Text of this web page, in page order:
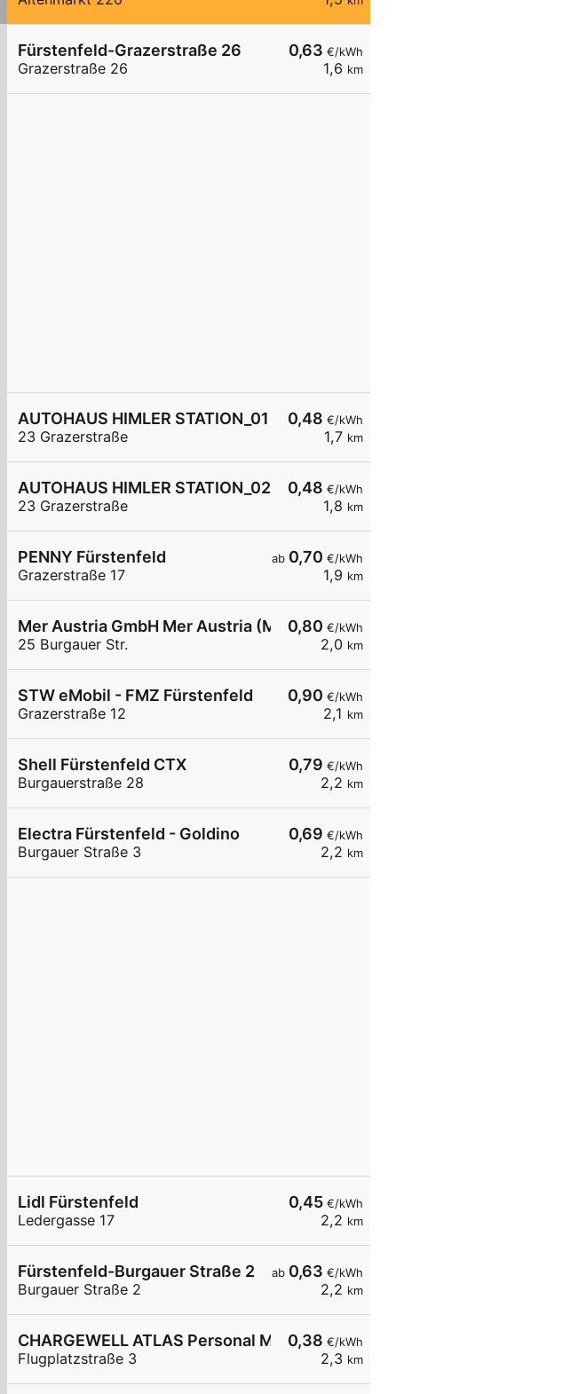
0,63 €/kWh
1,6 km
Fürstenfeld-Grazerstraße 26
Grazerstraße 26
0,48 €/kWh
1,7 km
AUTOHAUS HIMLER STATION_01
23 Grazerstraße
0,48 €/kWh
1,8 km
AUTOHAUS HIMLER STATION_02
23 Grazerstraße
ab 0,70 €/kWh
1,9 km
PENNY Fürstenfeld
Grazerstraße 17
0,80 €/kWh
2,0 km
Mer Austria GmbH Mer Austria (McD) - Fürstenfeld - Burgauer Str. 25 #3
25 Burgauer Str.
0,90 €/kWh
2,1 km
STW eMobil - FMZ Fürstenfeld
Grazerstraße 12
0,79 €/kWh
2,2 km
Shell Fürstenfeld CTX
Burgauerstraße 28
0,69 €/kWh
2,2 km
Electra Fürstenfeld - Goldino
Burgauer Straße 3
0,45€/kWh
2,2 km
Lidl Fürstenfeld
Ledergasse 17
ab 0,63 €/kWh
2,2 km
Fürstenfeld-Burgauer Straße 2
Burgauer Straße 2
0,38 €/kWh
2,3 km
CHARGEWELL ATLAS Personal Management GmbH
Flugplatzstraße 3